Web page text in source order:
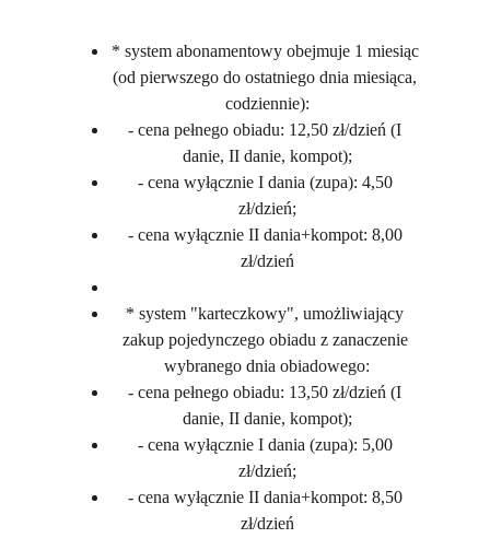
* system abonamentowy obejmuje 1 miesiąc
(od pierwszego do ostatniego dnia miesiąca,
codziennie):
- cena pełnego obiadu: 12,50 zł/dzień (I
danie, II danie, kompot);
- cena wyłącznie I dania (zupa): 4,50
zł/dzień;
- cena wyłącznie II dania+kompot: 8,00
zł/dzień
* system "karteczkowy", umożliwiający
zakup pojedynczego obiadu z zanaczenie
wybranego dnia obiadowego:
- cena pełnego obiadu: 13,50 zł/dzień (I
danie, II danie, kompot);
- cena wyłącznie I dania (zupa): 5,00
zł/dzień;
- cena wyłącznie II dania+kompot: 8,50
zł/dzień